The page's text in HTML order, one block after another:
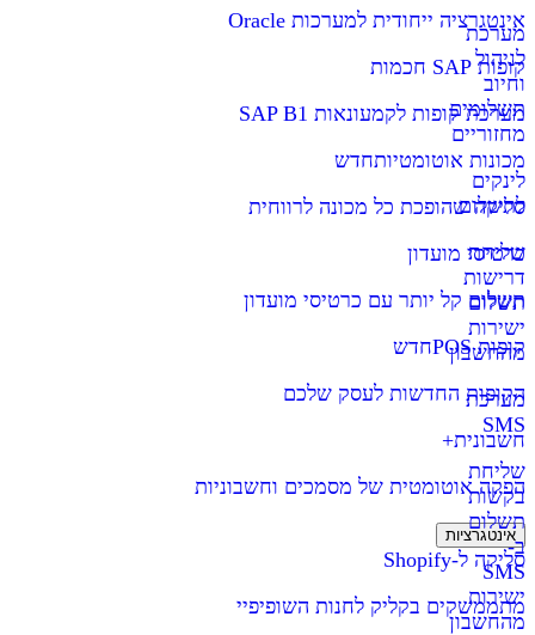
מערכת
לניהול
וחיוב
תשלומים
מחזוריים
לינקים
לתשלום
שליחת
דרישות
תשלום
ישירות
מהחשבון
מערכת
SMS
שליחת
בקשות
תשלום
ב-
SMS
ישירות
מהחשבון
אינטגרציה ייחודית למערכות Oracle
קופות SAP חכמות
מערכת קופות לקמעונאות SAP B1
מכונות אוטומטיותחדש
סליקה שהופכת כל מכונה לרווחית
כרטיסי מועדון
תשלום קל יותר עם כרטיסי מועדון
קופות POS
חדש
הקופות החדשות לעסק שלכם
חשבונית+
הפקה אוטומטית של מסמכים וחשבוניות
אינטגרציות
סליקה ל-Shopify
מתממשקים בקליק לחנות השופיפיי